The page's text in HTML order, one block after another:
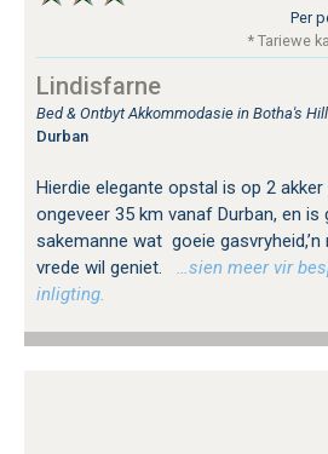
Per
* Tariewe
Lindisfarne
Bed & Ontbyt Akkommodasie in Botha's Hill
Durban
Hierdie elegante opstal is op 2
ongeveer 35 km vanaf Durban, en
sakemanne wat goeie gasvryheid,’n
vrede wil geniet.
…sien meer vir
inligting.